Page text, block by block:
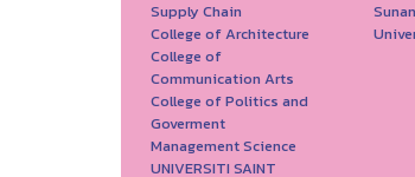
Supply Chain
College of Architecture
College of
Communication Arts
College of Politics and
Goverment
Management Science
UNIVERSITI SAINT